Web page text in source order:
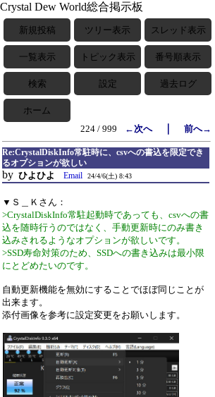
Crystal Dew World総合掲示板
新規投稿 ツリー表示 スレッド表示
一覧表示 トピック表示 番号順表示
検索 設定 過去ログ
ホーム
224 / 999
←次へ｜ 前へ→
Re:CrystalDiskInfo常駐時に、csvへの書込を限定でき
るオプションが欲しい
by ひよひよ Email 24/4/6(土) 8:43
▼Ｓ＿Ｋさん：
>CrystalDiskInfo常駐起動時であっても、csvへの書
込を随時行うのではなく、手動更新時にのみ書き
込みされるようなオプションが欲しいです。
>SSD寿命対策のため、SSDへの書き込みは最小限
にとどめたいのです。
自動更新機能を無効にすることでほぼ同じことが
出来ます。
添付画像を参考に設定変更をお願いします。